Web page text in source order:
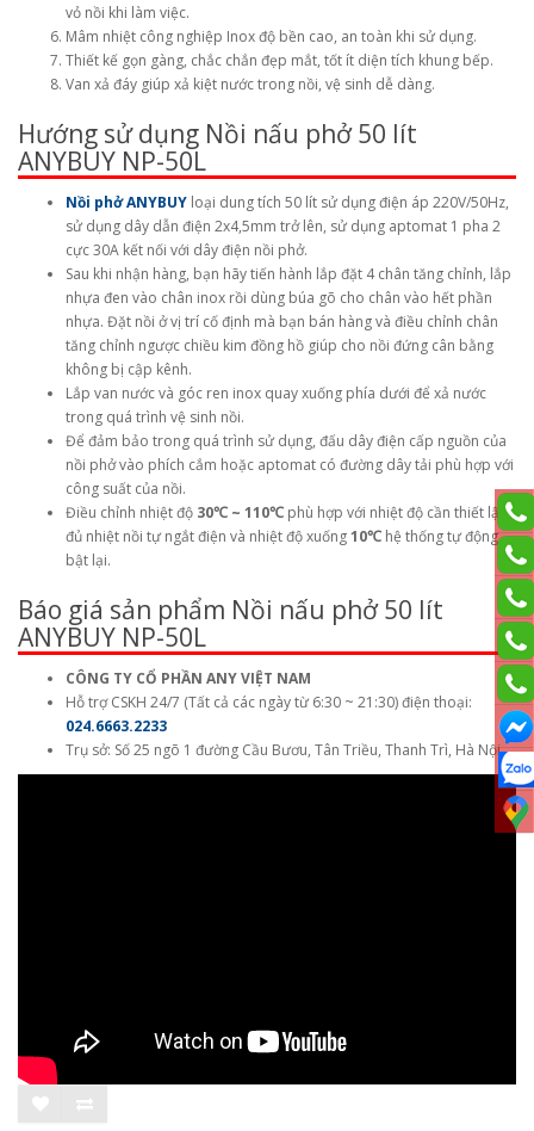
vỏ nồi khi làm việc.
Mâm nhiệt công nghiệp Inox độ bền cao, an toàn khi sử dụng.
Thiết kế gọn gàng, chắc chắn đẹp mắt, tốt ít diện tích khung bếp.
Van xả đáy giúp xả kiệt nước trong nồi, vệ sinh dễ dàng.
Hướng sử dụng Nồi nấu phở 50 lít
ANYBUY NP-50L
Nồi phở ANYBUY loại dung tích 50 lít sử dụng điện áp 220V/50Hz,
sử dụng dây dẫn điện 2x4,5mm trở lên, sử dụng aptomat 1 pha 2
cực 30A kết nối với dây điện nồi phở.
Sau khi nhận hàng, bạn hãy tiến hành lắp đặt 4 chân tăng chỉnh, lắp
nhựa đen vào chân inox rồi dùng búa gõ cho chân vào hết phần
nhựa. Đặt nồi ở vị trí cố định mà bạn bán hàng và điều chỉnh chân
tăng chỉnh ngược chiều kim đồng hồ giúp cho nồi đứng cân bằng
không bị cập kênh.
Lắp van nước và góc ren inox quay xuống phía dưới để xả nước
trong quá trình vệ sinh nồi.
Để đảm bảo trong quá trình sử dụng, đấu dây điện cấp nguồn của
nồi phở vào phích cắm hoặc aptomat có đường dây tải phù hợp với
công suất của nồi.
Điều chỉnh nhiệt độ 30℃ ~ 110℃ phù hợp với nhiệt độ cần thiết lập,
đủ nhiệt nồi tự ngắt điện và nhiệt độ xuống10℃ hệ thống tự động
bật lại.
Báo giá sản phẩm Nồi nấu phở 50 lít
ANYBUY NP-50L
CÔNG TY CỔ PHẦN ANY VIỆT NAM
Hỗ trợ CSKH 24/7 (Tất cả các ngày từ 6:30 ~ 21:30) điện thoại:
024.6663.2233
Trụ sở: Số 25 ngõ 1 đường Cầu Bươu, Tân Triều, Thanh Trì, Hà Nội